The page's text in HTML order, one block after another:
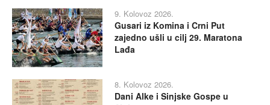
9. Kolovoz 2026.
Gusari iz Komina i Crni Put
zajedno ušli u cilj 29. Maratona
Lađa
8. Kolovoz 2026.
Dani Alke i Sinjske Gospe u